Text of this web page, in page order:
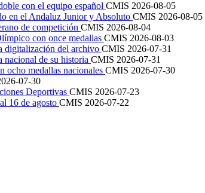
con el equipo español CMIS 2026-08-05
en el Andaluz Junior y Absoluto CMIS 2026-08-05
de competición CMIS 2026-08-04
con once medallas CMIS 2026-08-03
digitalización del archivo CMIS 2026-07-31
nacional de su historia CMIS 2026-07-31
ocho medallas nacionales CMIS 2026-07-30
07-30
Deportivas CMIS 2026-07-23
16 de agosto CMIS 2026-07-22